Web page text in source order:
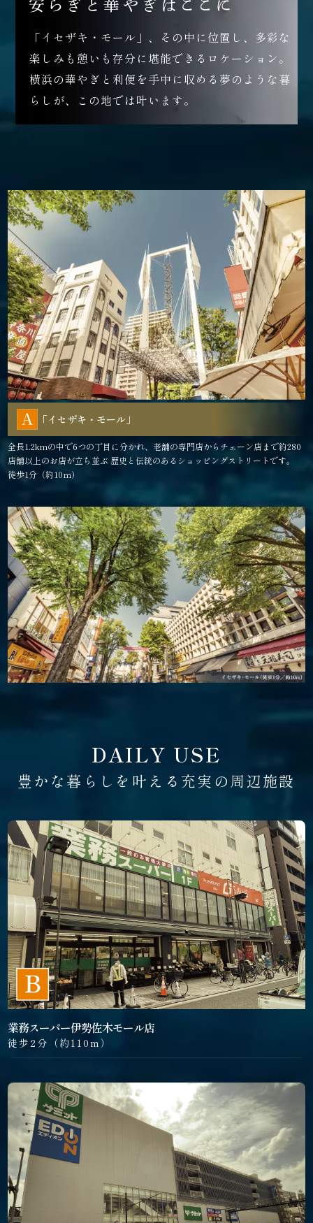
「イセザキ・モール」、その中に位置し、多彩な
楽しみも憩いも存分に堪能できるロケーション。
横浜の華やぎと利便を手中に収める夢のような暮
らしが、この地では叶います。
「イセザキ・モール」
全長1.2kmの中で6つの丁目に分かれ、老舗の専門店からチェーン店まで約280
店舗以上のお店が立ち並ぶ 歴史と伝統のあるショッピングストリートです。
徒歩1分（約10ｍ）
DAILY USE
豊かな暮らしを叶える充実の周辺施設
業務スーパー伊勢佐木モール店
徒歩2分（約110m）